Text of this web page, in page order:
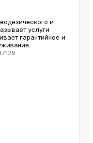
и
услуги
гарантийное и